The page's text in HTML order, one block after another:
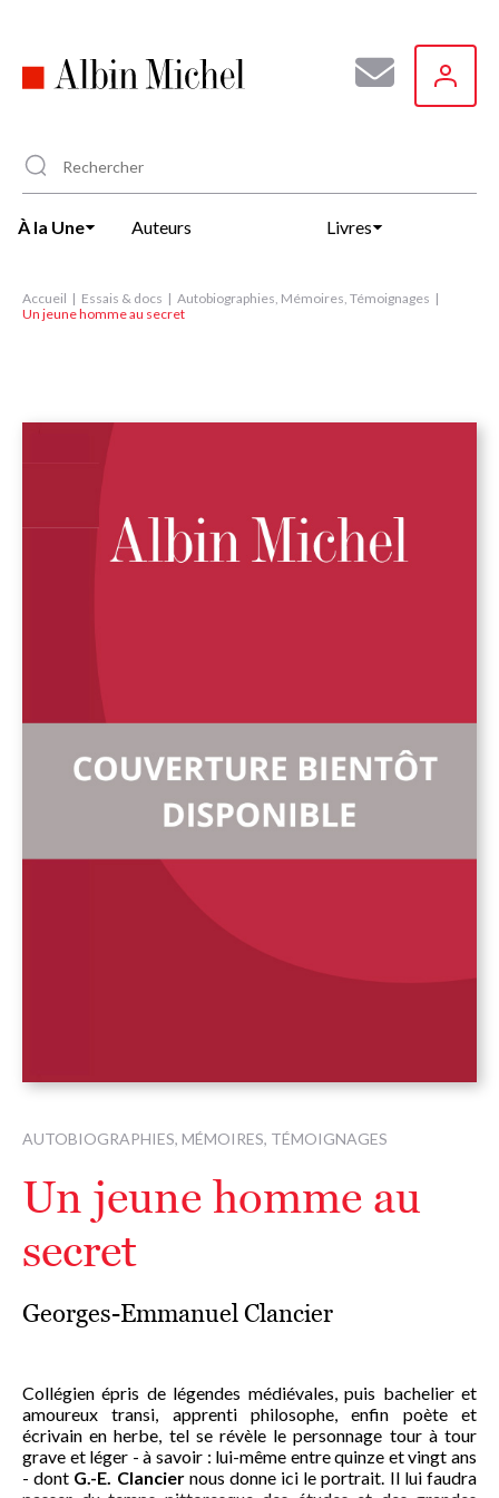
principal
À la Une Auteurs Livres
Accueil Essais & docs
Autobiographies, Mémoires, Témoignages
Un jeune homme au secret
AUTOBIOGRAPHIES, MÉMOIRES, TÉMOIGNAGES
Un jeune homme au
secret
Georges-Emmanuel Clancier
Collégien épris de légendes médiévales, puis bachelier et
amoureux transi, apprenti philosophe, enfin poète et
écrivain en herbe, tel se révèle le personnage tour à tour
grave et léger - à savoir : lui-même entre quinze et vingt ans
- dont G.-E. Clanciernous donne ici le portrait. Il lui faudra